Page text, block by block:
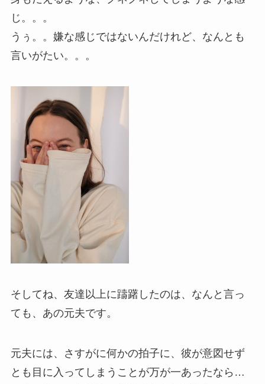
じ。。。
うぅ。。嫌な感じではないんだけれど、なんとも
言いがたい。。。
そしてね、友達以上に躊躇したのは、なんと言っ
ても、あの元夫です。
元夫には、さすがに何かの拍子に、彼が意図せず
とも目に入ってしまうことが万が一あったなら…